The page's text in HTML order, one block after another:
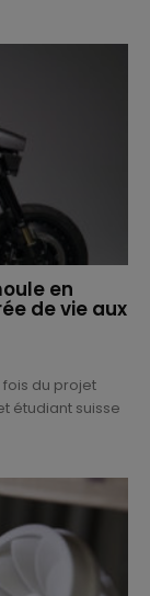
en
de vie aux
du projet
étudiant suisse